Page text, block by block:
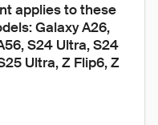
applies to these
Galaxy A26,
S24 Ultra, S24
Ultra, Z Flip6, Z